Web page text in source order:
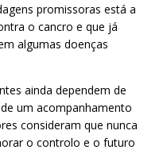
promissoras está a
o cancro e que já
algumas doenças
ainda dependem de
um acompanhamento
consideram que nunca
o controlo e o futuro